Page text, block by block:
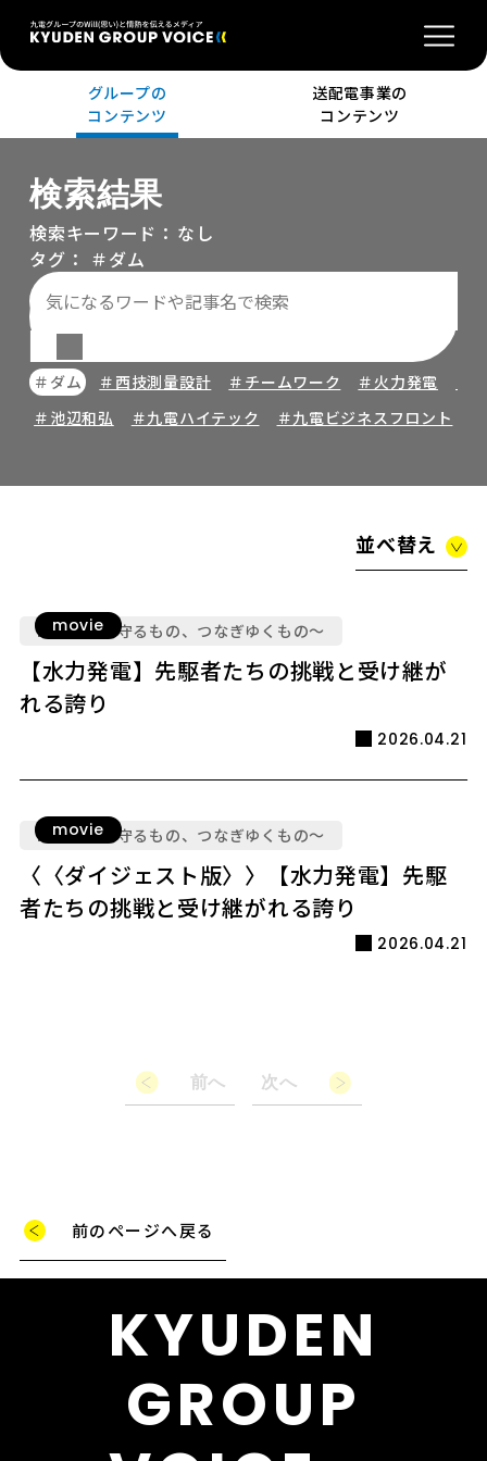
グループの
コンテンツ
送配電事業の
コンテンツ
検索結果
検索キーワード： なし
タグ： ＃ダム
＃ダム ＃西技測量設計 ＃チームワーク ＃火力発電
＃池辺和弘
＃九電ハイテック ＃九電ビジネスフロント
並べ替え
movie
LEGACY ～守るもの、つなぎゆくもの～
【水力発電】先駆者たちの挑戦と受け継が
れる誇り
2026.04.21
movie
LEGACY ～守るもの、つなぎゆくもの～
〈〈ダイジェスト版〉〉【水力発電】先駆
者たちの挑戦と受け継がれる誇り
2026.04.21
前へ 次へ
前のページへ戻る
KYUDEN
GROUP